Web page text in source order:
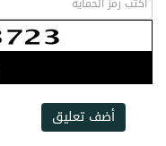
أضف تعليق